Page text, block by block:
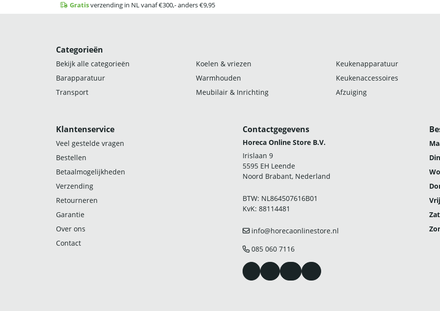
Gratisverzending in NL vanaf €300,- anders €9,95
Categorieën
Bekijk alle categorieën Koelen & vriezen Keukenapparatuur
Barapparatuur
Warmhouden Keukenaccessoires
Transport
Meubilair & Inrichting Afzuiging
Klantenservice
Veel gestelde vragen
Bestellen
Betaalmogelijkheden
Verzending
Retourneren
Garantie
Over ons
Contact
Contactgegevens
Horeca Online Store B.V.
Irislaan 9
5595 EH Leende
Noord Brabant, Nederland
BTW: NL864507616B01
KvK: 88114481
info@horecaonlinestore.nl
085 060 7116